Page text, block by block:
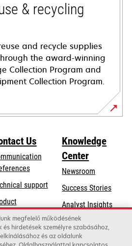
& recycling
and recycle supplies
the award-winning
Collection Program and
Collection Program.
Us
supportopens
a
new
tab
a dealer
Knowledge
Center
Newsroom
Success Stories
Analyst Insights
megfelelő működésének
hirdetések személyre szabásához,
és az oldalunk